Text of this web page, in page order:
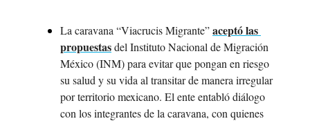
La caravana “Viacrucis Migrante” aceptó las
propuestas del Instituto Nacional de Migración
México (INM) para evitar que pongan en riesgo
su salud y su vida al transitar de manera irregular
por territorio mexicano. El ente entabló diálogo
con los integrantes de la caravana, con quienes